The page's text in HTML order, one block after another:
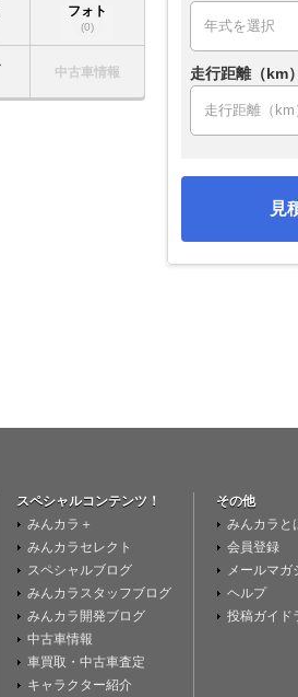
フォト
(0)
中古車情報 走行距離（km）
見
スペシャルコンテンツ！
みんカラ＋
みんカラセレクト
スペシャルブログ
みんカラスタッフブログ
みんカラ開発ブログ
中古車情報
車買取・中古車査定
キャラクター紹介
その他
みんカラと
会員登録
メールマガ
ヘルプ
投稿ガイド